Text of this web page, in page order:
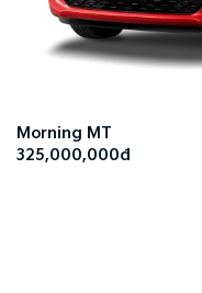
Morning MT
325,000,000đ